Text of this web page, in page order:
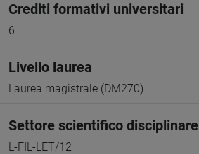
Crediti formativi universitari
6
Livello laurea
Laurea magistrale (DM270)
Settore scientifico disciplinare
L-FIL-LET/12